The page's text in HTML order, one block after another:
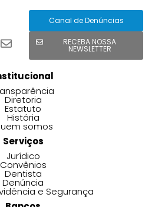
Canal de Denúncias
RECEBA NOSSA
NEWSLETTER
Diretoria
Estatuto
História
somos
Serviços
Jurídico
Convênios
Dentista
Denúncia
e Segurança